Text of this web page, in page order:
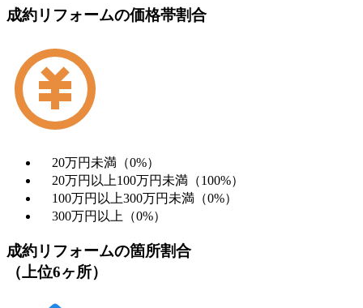
成約リフォームの価格帯割合
20万円未満（0%）
20万円以上100万円未満（100%）
100万円以上300万円未満（0%）
300万円以上（0%）
成約リフォームの箇所割合
（上位6ヶ所）